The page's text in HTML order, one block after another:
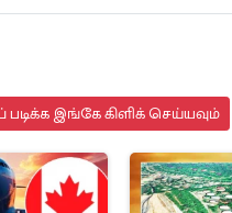
இங்கே கிளிக் செய்யவும்